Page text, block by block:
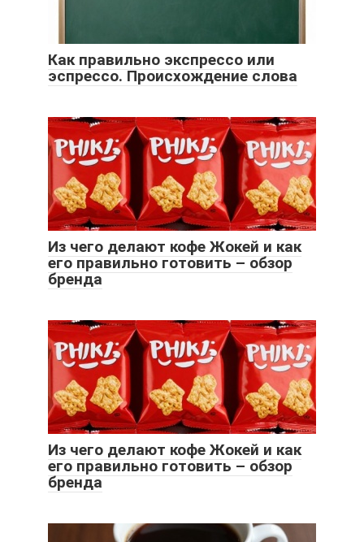
Как правильно экспрессо или
эспрессо. Происхождение слова
Из чего делают кофе Жокей и как
его правильно готовить – обзор
бренда
Из чего делают кофе Жокей и как
его правильно готовить – обзор
бренда